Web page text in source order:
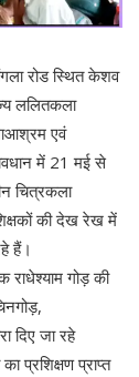
रोड स्थित केशव
ललितकला
एवं
में 21 मई से
चित्रकला
की देख रेख में
हैं।
राधेश्याम गोड़ की
दिए जा रहे
प्रशिक्षण प्राप्त